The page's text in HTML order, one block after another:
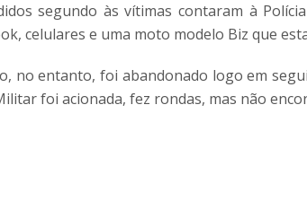
segundo às vítimas contaram à
celulares e uma moto modelo Biz que
no entanto, foi abandonado logo em
foi acionada, fez rondas, mas não